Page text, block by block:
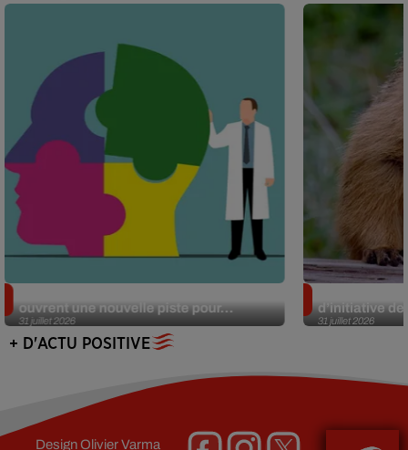
31 juillet 2026
ouvrent une nouvelle piste pour...
31 juillet 2026
d’initiative
+ D'ACTU POSITIVE
DesignOlivier Varma